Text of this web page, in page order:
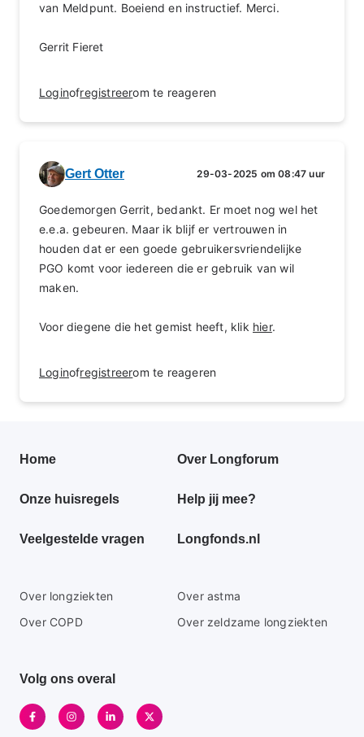
van Meldpunt. Boeiend en instructief. Merci.
Gerrit Fieret
Loginofregistreerom te reageren
Gert Otter 29-03-2025 om 08:47 uur
Goedemorgen Gerrit, bedankt. Er moet nog wel het
e.e.a. gebeuren. Maar ik blijf er vertrouwen in
houden dat er een goede gebruikersvriendelijke
PGO komt voor iedereen die er gebruik van wil
maken.
Voor diegene die het gemist heeft, klik hier.
Loginofregistreerom te reageren
Primair
menu
Home Over Longforum
Onze huisregels Help jij mee?
Veelgestelde vragen Longfonds.nl
Secundaire
footer
Over longziekten
Over astma
Over COPD
Over zeldzame longziekten
Volg ons overal